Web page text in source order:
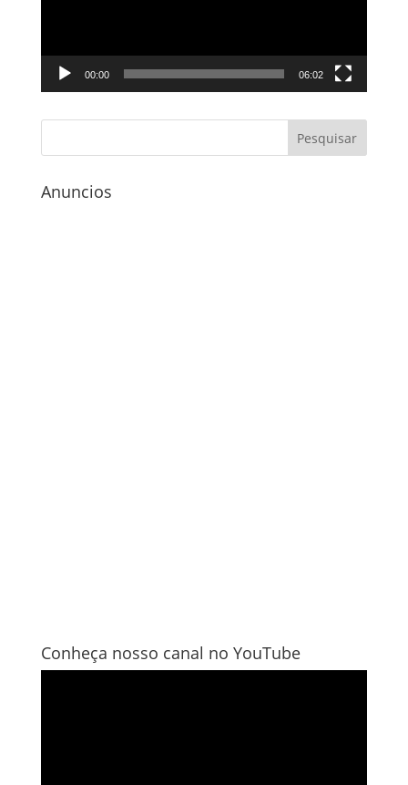
00:00 06:02
Anuncios
Conheça nosso canal no YouTube